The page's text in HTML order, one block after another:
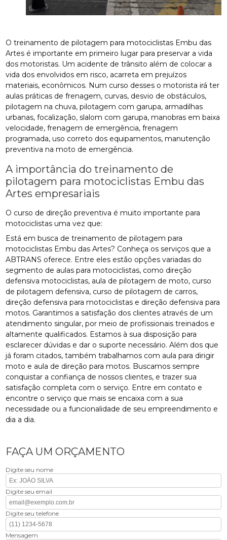
O treinamento de pilotagem para motociclistas Embu das
Artes é importante em primeiro lugar para preservar a vida
dos motoristas. Um acidente de trânsito além de colocar a
vida dos envolvidos em risco, acarreta em prejuízos
materiais, econômicos. Num curso desses o motorista irá ter
aulas práticas de frenagem, curvas, desvio de obstáculos,
pilotagem na chuva, pilotagem com garupa, armadilhas
urbanas, focalização, slalom com garupa, manobras em baixa
velocidade, frenagem de emergência, frenagem
programada, uso correto dos equipamentos, manutenção
preventiva na moto de emergência.
A importância do treinamento de
pilotagem para motociclistas Embu das
Artes empresariais
O curso de direção preventiva é muito importante para
motociclistas uma vez que:
Está em busca de treinamento de pilotagem para
motociclistas Embu das Artes? Conheça os serviços que a
ABTRANS oferece. Entre eles estão opções variadas do
segmento de aulas para motociclistas, como direção
defensiva motociclistas, aula de pilotagem de moto, curso
de pilotagem defensiva, curso de pilotagem de carros,
direção defensiva para motociclistas e direção defensiva para
motos. Garantimos a satisfação dos clientes através de um
atendimento singular, por meio de profissionais treinados e
altamente qualificados. Estamos à sua disposição para
esclarecer dúvidas e dar o suporte necessário. Além dos que
já foram citados, também trabalhamos com aula para dirigir
moto e aula de direção para motos. Buscamos sempre
conquistar a confiança de nossos clientes, e trazer sua
satisfação completa com o serviço. Entre em contato e
encontre o serviço que mais se encaixa com a sua
necessidade ou a funcionalidade de seu empreendimento e
dia a dia.
FAÇA UM ORÇAMENTO
Digite seu nome
Digite seu email
Digite seu telefone
Mensagem